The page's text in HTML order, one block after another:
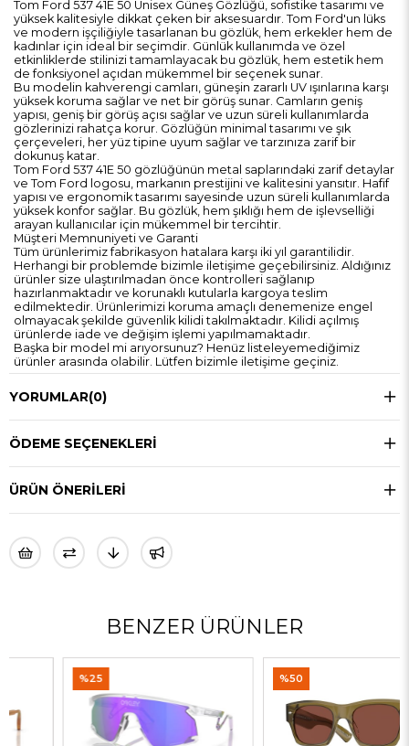
Tom Ford 537 41E 50 Unisex Güneş Gözlüğü, sofistike tasarımı ve
yüksek kalitesiyle dikkat çeken bir aksesuardır. Tom Ford'un lüks
ve modern işçiliğiyle tasarlanan bu gözlük, hem erkekler hem de
kadınlar için ideal bir seçimdir. Günlük kullanımda ve özel
etkinliklerde stilinizi tamamlayacak bu gözlük, hem estetik hem
de fonksiyonel açıdan mükemmel bir seçenek sunar.
Bu modelin kahverengi camları, güneşin zararlı UV ışınlarına karşı
yüksek koruma sağlar ve net bir görüş sunar. Camların geniş
yapısı, geniş bir görüş açısı sağlar ve uzun süreli kullanımlarda
gözlerinizi rahatça korur. Gözlüğün minimal tasarımı ve şık
çerçeveleri, her yüz tipine uyum sağlar ve tarzınıza zarif bir
dokunuş katar.
Tom Ford 537 41E 50 gözlüğünün metal saplarındaki zarif detaylar
ve Tom Ford logosu, markanın prestijini ve kalitesini yansıtır. Hafif
yapısı ve ergonomik tasarımı sayesinde uzun süreli kullanımlarda
yüksek konfor sağlar. Bu gözlük, hem şıklığı hem de işlevselliği
arayan kullanıcılar için mükemmel bir tercihtir.
Müşteri Memnuniyeti ve Garanti
Tüm ürünlerimiz fabrikasyon hatalara karşı iki yıl garantilidir.
Herhangi bir problemde bizimle iletişime geçebilirsiniz. Aldığınız
ürünler size ulaştırılmadan önce kontrolleri sağlanıp
hazırlanmaktadır ve korunaklı kutularla kargoya teslim
edilmektedir. Ürünlerimizi koruma amaçlı denemenize engel
olmayacak şekilde güvenlik kilidi takılmaktadır. Kilidi açılmış
ürünlerde iade ve değişim işlemi yapılmamaktadır.
Başka bir model mi arıyorsunuz? Henüz listeleyemediğimiz
ürünler arasında olabilir. Lütfen bizimle iletişime geçiniz.
YORUMLAR(0)
ÖDEME SEÇENEKLERI
ÜRÜN ÖNERILERI
BENZER ÜRÜNLER